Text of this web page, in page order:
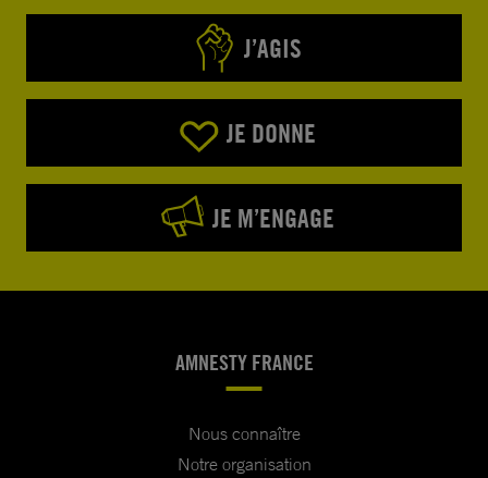
J’AGIS
JE DONNE
JE M’ENGAGE
AMNESTY FRANCE
Nous connaître
Notre organisation